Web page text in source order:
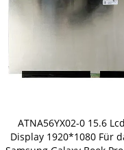
ATNA56YX02-0 15.6 Lcd
Display 1920*1080 Für